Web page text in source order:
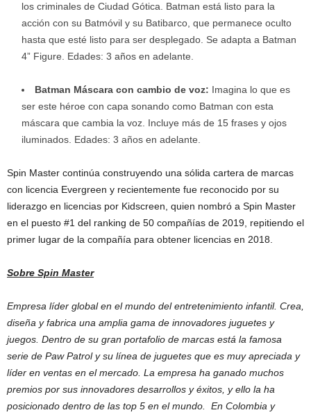
los criminales de Ciudad Gótica. Batman está listo para la
acción con su Batmóvil y su Batibarco, que permanece oculto
hasta que esté listo para ser desplegado. Se adapta a Batman
4” Figure. Edades: 3 años en adelante.
Batman Máscara con cambio de voz: Imagina lo que es
ser este héroe con capa sonando como Batman con esta
máscara que cambia la voz. Incluye más de 15 frases y ojos
iluminados. Edades: 3 años en adelante.
Spin Master continúa construyendo una sólida cartera de marcas
con licencia Evergreen y recientemente fue reconocido por su
liderazgo en licencias por Kidscreen, quien nombró a Spin Master
en el puesto #1 del ranking de 50 compañías de 2019, repitiendo el
primer lugar de la compañía para obtener licencias en 2018.
Sobre Spin Master
Empresa líder global en el mundo del entretenimiento infantil. Crea,
diseña y fabrica una amplia gama de innovadores juguetes y
juegos. Dentro de su gran portafolio de marcas está la famosa
serie de Paw Patrol y su línea de juguetes que es muy apreciada y
líder en ventas en el mercado. La empresa ha ganado muchos
premios por sus innovadores desarrollos y éxitos, y ello la ha
posicionado dentro de las top 5 en el mundo. En Colombia y